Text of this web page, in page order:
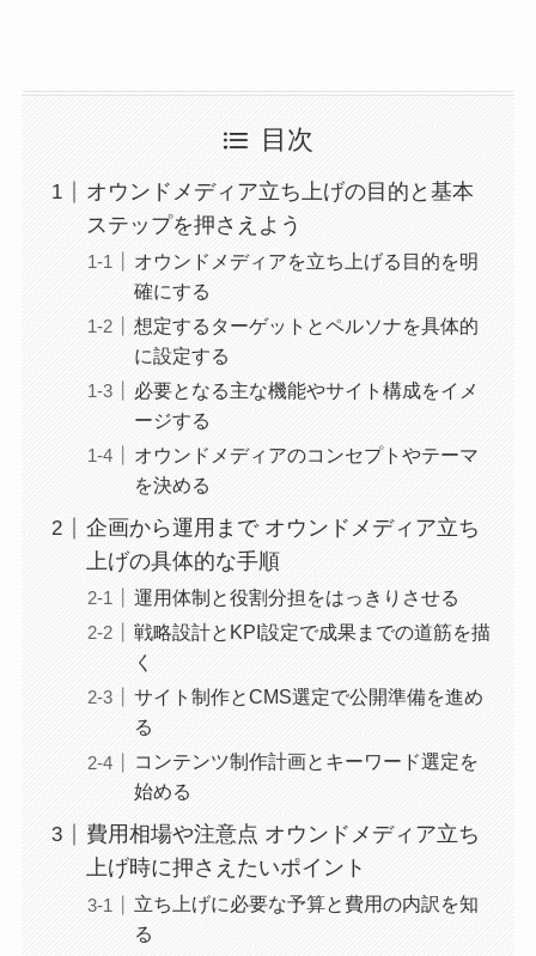
目次
オウンドメディア立ち上げの目的と基本
ステップを押さえよう
オウンドメディアを立ち上げる目的を明
確にする
想定するターゲットとペルソナを具体的
に設定する
必要となる主な機能やサイト構成をイメ
ージする
オウンドメディアのコンセプトやテーマ
を決める
企画から運用まで オウンドメディア立ち
上げの具体的な手順
運用体制と役割分担をはっきりさせる
戦略設計とKPI設定で成果までの道筋を描
く
サイト制作とCMS選定で公開準備を進め
る
コンテンツ制作計画とキーワード選定を
始める
費用相場や注意点 オウンドメディア立ち
上げ時に押さえたいポイント
立ち上げに必要な予算と費用の内訳を知
る